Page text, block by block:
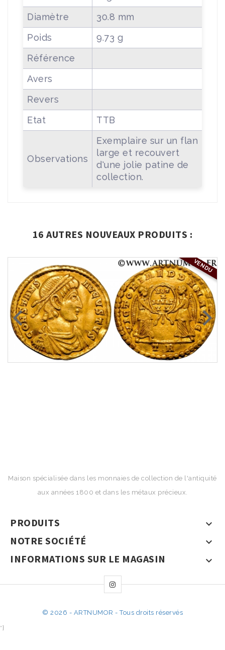
Diamètre
30.8 mm
Poids
9.73 g
Référence
Avers
Revers
Etat
TTB
Observations
Exemplaire sur un flan
large et recouvert
d'une jolie patine de
collection.
16 AUTRES NOUVEAUX PRODUITS :
VENDU
Maison spécialisée dans les monnaies de collection de l'antiquité
aux années 1800 et dans les métaux précieux.
PRODUITS 
NOTRE SOCIÉTÉ 
INFORMATIONS SUR LE MAGASIN 
© 2026 - ARTNUMOR - Tous droits réservés
*}